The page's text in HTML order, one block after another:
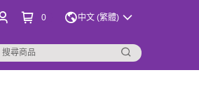
0 中文 (繁體)